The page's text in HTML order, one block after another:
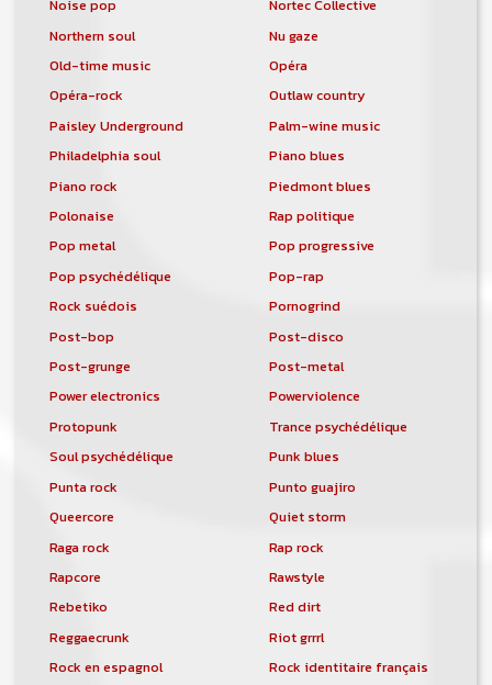
Noise pop
Nortec Collective
Northern soul
Nu gaze
Old-time music
Opéra
Opéra-rock
Outlaw country
Paisley Underground
Palm-wine music
Philadelphia soul
Piano blues
Piano rock
Piedmont blues
Polonaise
Rap politique
Pop metal
Pop progressive
Pop psychédélique
Pop-rap
Rock suédois
Pornogrind
Post-bop
Post-disco
Post-grunge
Post-metal
Power electronics
Powerviolence
Protopunk
Trance psychédélique
Soul psychédélique
Punk blues
Punta rock
Punto guajiro
Queercore
Quiet storm
Raga rock
Rap rock
Rapcore
Rawstyle
Rebetiko
Red dirt
Reggaecrunk
Riot grrrl
Rock en espagnol
Rock identitaire français